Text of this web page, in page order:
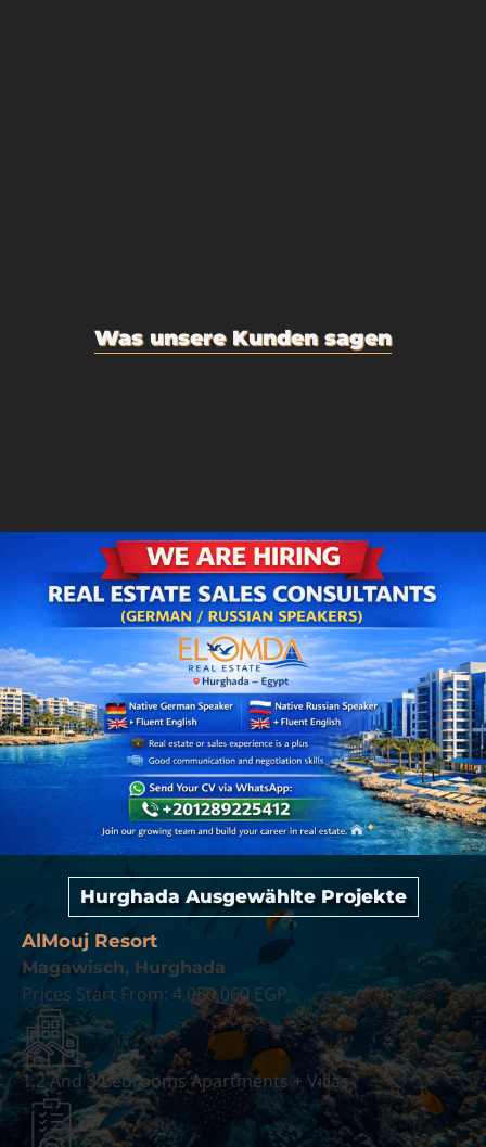
Was unsere Kunden sagen
Hurghada Ausgewählte Projekte
AlMouj Resort
Magawisch, Hurghada
Prices Start From: 4,050,060 EGP
1,2 And 3 Bedrooms Apartments + Villas